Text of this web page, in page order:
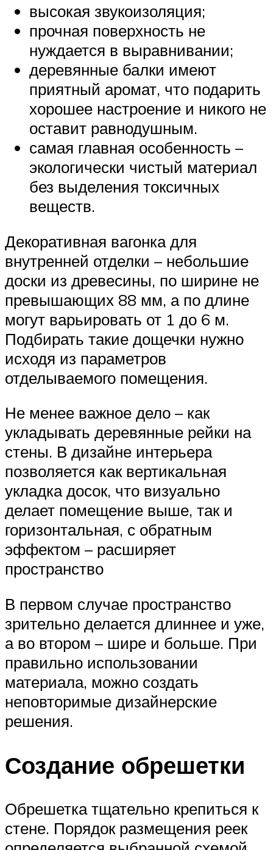
высокая звукоизоляция;
прочная поверхность не
нуждается в выравнивании;
деревянные балки имеют
приятный аромат, что подарить
хорошее настроение и никого не
оставит равнодушным.
самая главная особенность –
экологически чистый материал
без выделения токсичных
веществ.
Декоративная вагонка для
внутренней отделки – небольшие
доски из древесины, по ширине не
превышающих 88 мм, а по длине
могут варьировать от 1 до 6 м.
Подбирать такие дощечки нужно
исходя из параметров
отделываемого помещения.
Не менее важное дело – как
укладывать деревянные рейки на
стены. В дизайне интерьера
позволяется как вертикальная
укладка досок, что визуально
делает помещение выше, так и
горизонтальная, с обратным
эффектом – расширяет
пространство
В первом случае пространство
зрительно делается длиннее и уже,
а во втором – шире и больше. При
правильно использовании
материала, можно создать
неповторимые дизайнерские
решения.
Создание обрешетки
Обрешетка тщательно крепиться к
стене. Порядок размещения реек